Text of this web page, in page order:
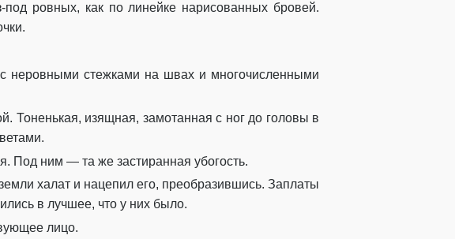
ровных, как по линейке нарисованных бровей.
неровными стежками на швах и многочисленными
изящная, замотанная с ног до головы в
Под ним — та же застиранная убогость.
халат и нацепил его, преобразившись. Заплаты
в лучшее, что у них было.
лицо.